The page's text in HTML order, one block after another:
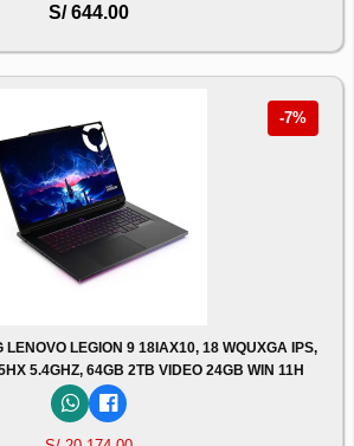
S/ 644.00
-7%
LENOVO LEGION 9 18IAX10, 18 WQUXGA IPS,
5.4GHZ, 64GB 2TB VIDEO 24GB WIN 11H